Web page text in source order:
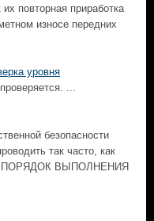
повторная приработка
износе передних
уровня
...
безопасности
так часто, как
ПОРЯДОК ВЫПОЛНЕНИЯ